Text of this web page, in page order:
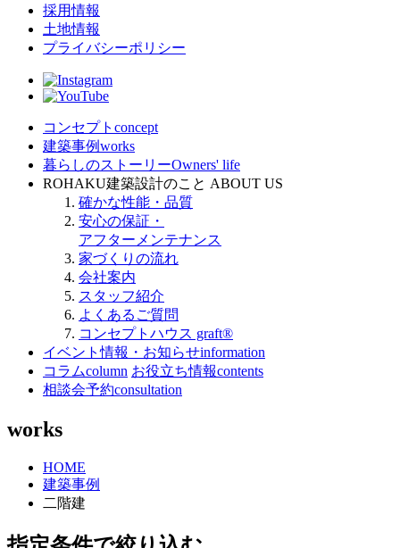
採用情報
土地情報
プライバシーポリシー
コンセプト concept
建築事例works
暮らしのストーリーOwners' life
ROHAKU建築設計のこと ABOUT US
確かな性能・品質
安心の保証・
アフターメンテナンス
家づくりの流れ
会社案内
スタッフ紹介
よくあるご質問
コンセプトハウス graft®
イベント情報・お知らせinformation
コラムcolumn お役立ち情報contents
相談会予約consultation
works
HOME
建築事例
二階建